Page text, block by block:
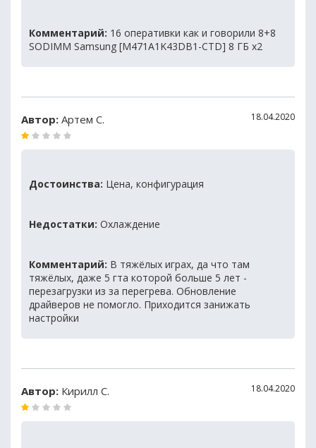
Комментарий: 16 оперативки как и говорили 8+8
SODIMM Samsung [M471A1K43DB1-CTD] 8 ГБ x2
Автор: Артем С. 18.04.2020
Достоинства: Цена, конфигурация
Недостатки: Охлаждение
Комментарий: В тяжёлых играх, да что там
тяжёлых, даже 5 гта которой больше 5 лет -
перезагрузки из за перегрева. Обновление
драйверов не помогло. Приходится занижать
настройки
Автор: Кирилл С. 18.04.2020